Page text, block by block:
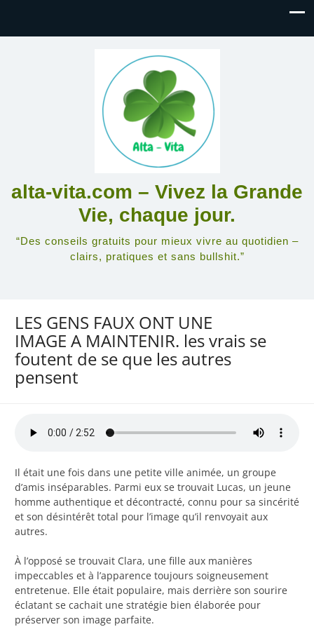
alta-vita.com – Vivez la Grande
Vie, chaque jour.
“Des conseils gratuits pour mieux vivre au quotidien –
clairs, pratiques et sans bullshit.”
LES GENS FAUX ONT UNE
IMAGE A MAINTENIR. les vrais se
foutent de se que les autres
pensent
Il était une fois dans une petite ville animée, un groupe
d’amis inséparables. Parmi eux se trouvait Lucas, un jeune
homme authentique et décontracté, connu pour sa sincérité
et son désintérêt total pour l’image qu’il renvoyait aux
autres.
À l’opposé se trouvait Clara, une fille aux manières
impeccables et à l’apparence toujours soigneusement
entretenue. Elle était populaire, mais derrière son sourire
éclatant se cachait une stratégie bien élaborée pour
préserver son image parfaite.